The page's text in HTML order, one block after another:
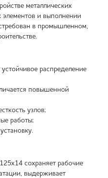
металлических
и выполнении
в промышленном,
распределение
повышенной
узлов;
работы;
сохраняет рабочие
выдерживает